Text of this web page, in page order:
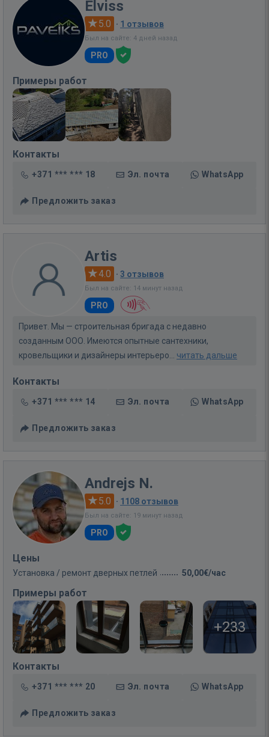
Elviss
5.0 · 1 отзывов
Был на сайте: 4 дней назад
PRO
Примеры работ
Контакты
+371 *** *** 18 Эл. почта WhatsApp
Предложить заказ
Artis
4.0 · 3 отзывов
Был на сайте: 14 минут назад
PRO
Привет. Мы — строительная бригада с недавно
созданным ООО. Имеются опытные сантехники,
кровельщики и дизайнеры интерьеро... читать дальше
Контакты
+371 *** *** 14 Эл. почта WhatsApp
Предложить заказ
Andrejs N.
5.0 · 1108 отзывов
Был на сайте: 19 минут назад
PRO
Цены
Установка / ремонт дверных петлей 50,00€/час
Примеры работ
+233
Контакты
+371 *** *** 20 Эл. почта WhatsApp
Предложить заказ